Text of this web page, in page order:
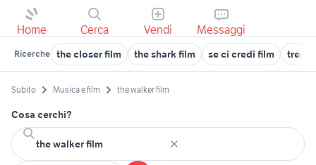
Home Cerca Vendi Messaggi
Ricerche the closer film the shark film se ci credi film
Subito Musica e film the walker film
Cosa cerchi?